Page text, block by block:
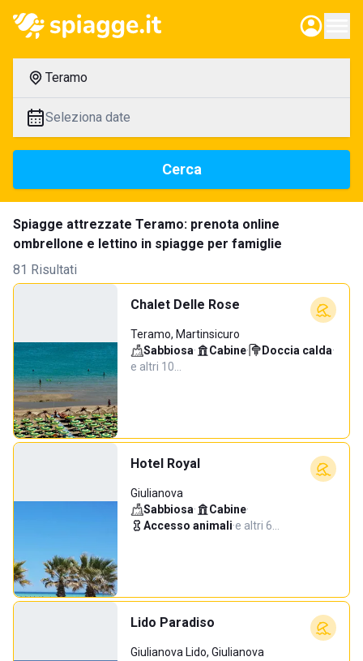
Teramo
Seleziona date
Cerca
Spiagge attrezzate Teramo: prenota online
ombrellone e lettino in spiagge per famiglie
81 Risultati
Chalet Delle Rose
Teramo, Martinsicuro
Sabbiosa· Cabine· Doccia calda·
e altri 10…
Hotel Royal
Giulianova
Sabbiosa· Cabine·
Accesso animali·e altri 6…
Lido Paradiso
Giulianova Lido, Giulianova